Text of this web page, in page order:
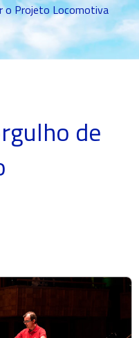
o Projeto Locomotiva
de